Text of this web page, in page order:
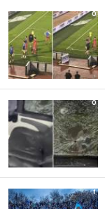
0
0
1